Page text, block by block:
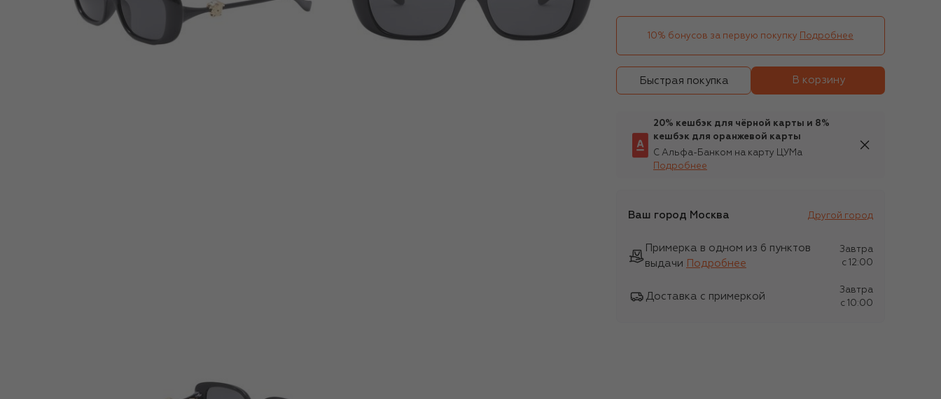
10% бонусов за первую покупку Подробнее
Быстрая покупка В корзину
20% кешбэк для чёрной карты и 8%
кешбэк для оранжевой карты
С Альфа-Банком на карту ЦУМа
Подробнее
Ваш город Москва Другой город
Примерка в одном из 6 пунктов
выдачи
Подробнее
Завтра
c 12:00
Доставка с примеркой
Завтра
c 10:00